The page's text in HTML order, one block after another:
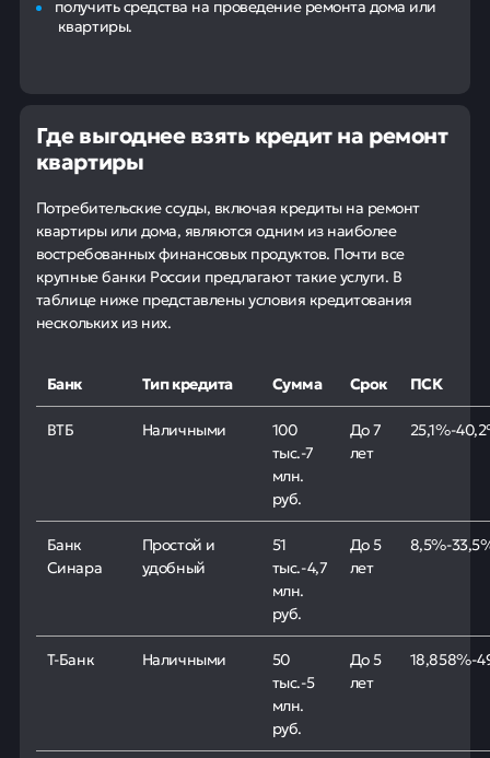
получить средства на проведение ремонта дома или
квартиры.
Где выгоднее взять кредит на ремонт
квартиры
Потребительские ссуды, включая кредиты на ремонт
квартиры или дома, являются одним из наиболее
востребованных финансовых продуктов. Почти все
крупные банки России предлагают такие услуги. В
таблице ниже представлены условия кредитования
нескольких из них.
Банк Тип кредита Сумма Срок ПСК
ВТБ Наличными
100
тыс.-7
млн.
руб.
До 7
лет
25,1%-
Банк
Синара
Простой и
удобный
51
тыс.-4,7
млн.
руб.
До 5
лет
8,5%-
Т-Банк Наличными
50
тыс.-5
млн.
руб.
До 5
лет
18,858%-